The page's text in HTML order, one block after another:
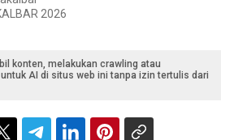
2026
konten, melakukan crawling atau
AI di situs web ini tanpa izin tertulis dari